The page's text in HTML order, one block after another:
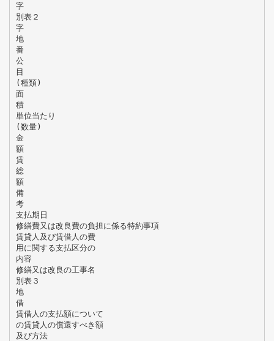
字
別表２
字
地
番
公
目
(種類)
面
積
単位当たり
(数量)
金
額
賃
総
額
備
考
支払期日
修繕費又は改良費の負担に係る特約事項
賃貸人及び賃借人の費
用に関する支払区分の
内容
修繕又は改良の工事名
別表３
地
借
賃借人の支払額について
の賃貸人の償還すべき額
及び方法